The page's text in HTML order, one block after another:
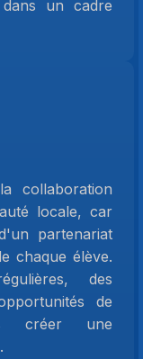
un cadre
collaboration
locale, car
partenariat
chaque élève.
des
de
créer une